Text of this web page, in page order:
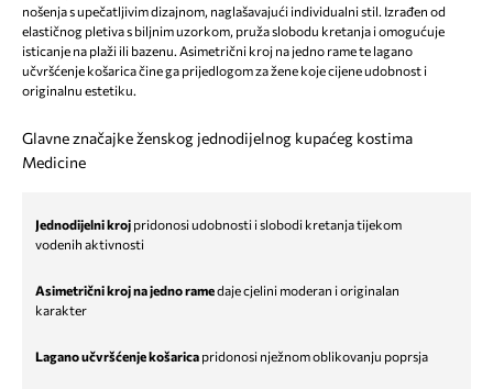
nošenja s upečatljivim dizajnom, naglašavajući individualni stil. Izrađen od
elastičnog pletiva s biljnim uzorkom, pruža slobodu kretanja i omogućuje
isticanje na plaži ili bazenu. Asimetrični kroj na jedno rame te lagano
učvršćenje košarica čine ga prijedlogom za žene koje cijene udobnost i
originalnu estetiku.
Glavne značajke ženskog jednodijelnog kupaćeg kostima
Medicine
Jednodijelni kroj pridonosi udobnosti i slobodi kretanja tijekom
vodenih aktivnosti
Asimetrični kroj na jedno ramedaje cjelini moderan i originalan
karakter
Lagano učvršćenje košarica pridonosi nježnom oblikovanju poprsja